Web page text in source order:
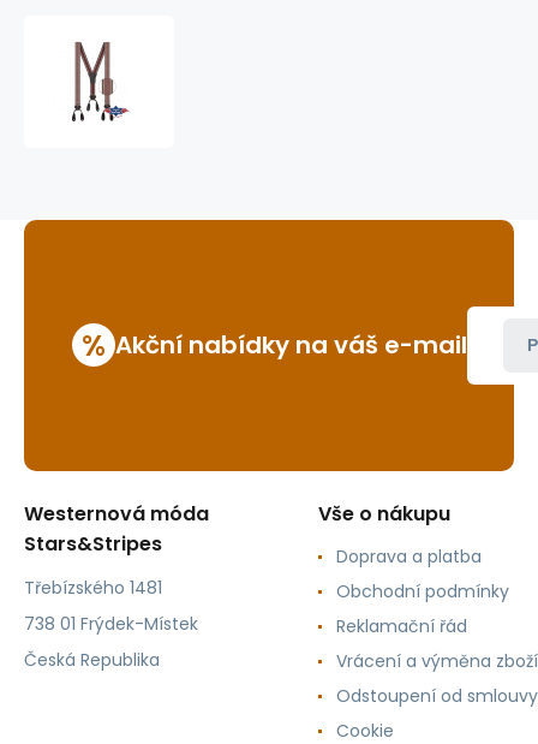
% Akční nabídky na váš e-mail
Westernová móda
Stars&Stripes
Třebízského 1481
738 01 Frýdek-Místek
Česká Republika
Vše o nákupu
Doprava a platba
Obchodní podmínky
Reklamační řád
Vrácení a výměna zboží
Odstoupení od smlouvy
Cookie